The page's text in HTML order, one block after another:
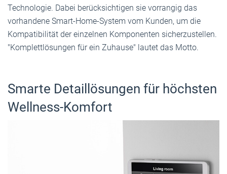
Technologie. Dabei berücksichtigen sie vorrangig das
vorhandene Smart-Home-System vom Kunden, um die
Kompatibilität der einzelnen Komponenten sicherzustellen.
"Komplettlösungen für ein Zuhause" lautet das Motto.
Smarte Detaillösungen für höchsten
Wellness-Komfort